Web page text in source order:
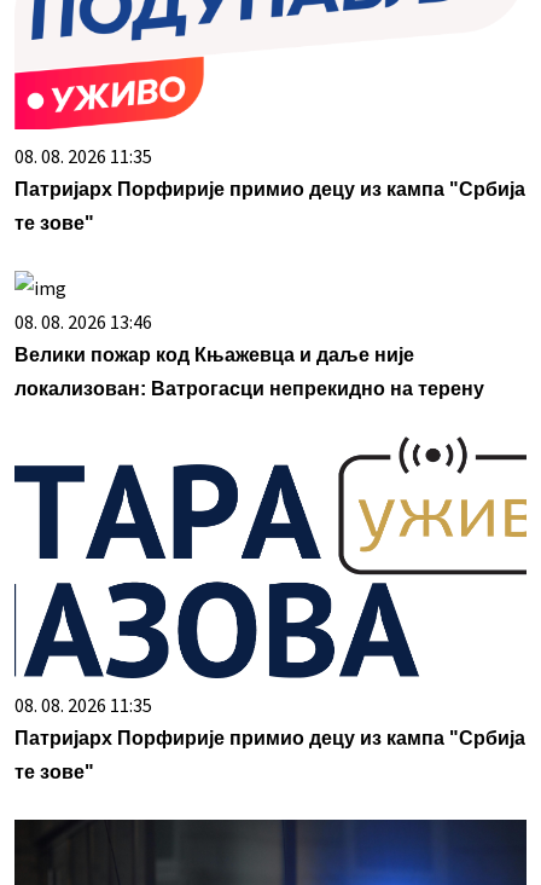
08. 08. 2026 11:35
Патријарх Порфирије примио децу из кампа "Србија
те зове"
08. 08. 2026 13:46
Велики пожар код Књажевца и даље није
локализован: Ватрогасци непрекидно на терену
08. 08. 2026 11:35
Патријарх Порфирије примио децу из кампа "Србија
те зове"